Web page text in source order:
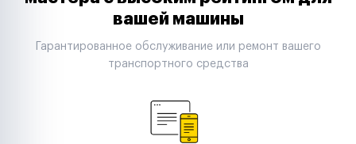
Автодилеры
Строительные компании
Аренда спецтехники
вашей машины
Гарантированное обслуживание или ремонт вашего
транспортного средства